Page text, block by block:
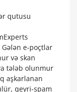
qutusu
e-poçtlar
və skan
tələb olunmur
aşkarlanan
qeyri-spam